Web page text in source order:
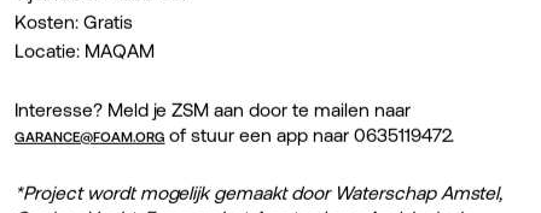
Kosten: Gratis
Locatie: MAQAM
Interesse? Meld je ZSM aan door te mailen naar
GARANCE@FOAM.ORG of stuur een app naar 0635119472.
*Project wordt mogelijk gemaakt door Waterschap Amstel,